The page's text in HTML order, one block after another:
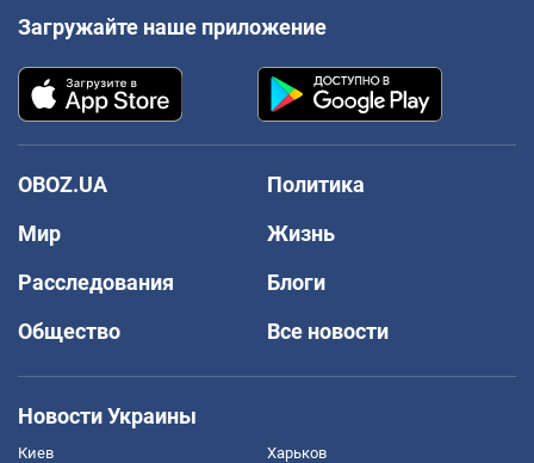
Загружайте наше приложение
OBOZ.UA
Политика
Мир
Жизнь
Расследования
Блоги
Общество
Все новости
Новости Украины
Киев Харьков